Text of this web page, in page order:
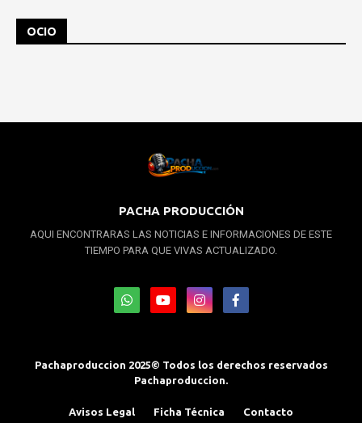
OCIO
PACHA PRODUCCIÓN
AQUI ENCONTRARAS LAS NOTICIAS E INFORMACIONES DE ESTE
TIEMPO PARA QUE VIVAS ACTUALIZADO.
Pachaproduccion 2025© Todos los derechos reservados
Pachaproduccion.
Avisos Legal Ficha Técnica Contacto